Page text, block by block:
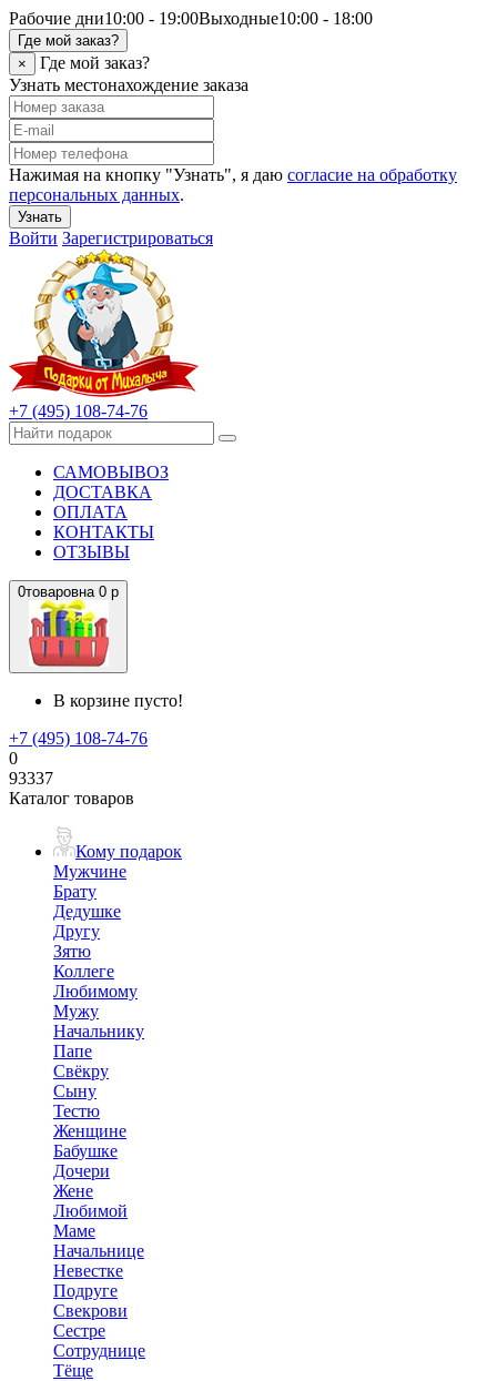
Рабочие дни10:00 - 19:00Выходные10:00 - 18:00
Где мой заказ?
×
Где мой заказ?
Узнать местонахождение заказа
Нажимая на кнопку "Узнать", я даю согласие на обработку
персональных данных.
Узнать
Войти Зарегистрироваться
+7 (495) 108-74-76
САМОВЫВОЗ
ДОСТАВКА
ОПЛАТА
КОНТАКТЫ
ОТЗЫВЫ
0товаровна 0 р
В корзине пусто!
+7 (495) 108-74-76
0
93337
Каталог товаров
Кому подарок
Мужчине
Брату
Дедушке
Другу
Зятю
Коллеге
Любимому
Мужу
Начальнику
Папе
Свёкру
Сыну
Тестю
Женщине
Бабушке
Дочери
Жене
Любимой
Маме
Начальнице
Невестке
Подруге
Свекрови
Сестре
Сотруднице
Тёще